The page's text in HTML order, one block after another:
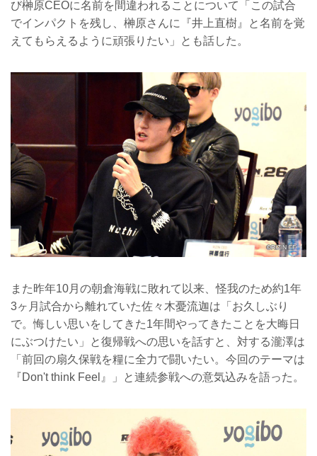
び榊原CEOに名前を間違われることについて「この試合
でインパクトを残し、榊原さんに『井上直樹』と名前を覚
えてもらえるように頑張りたい」とも話した。
また昨年10月の朝倉海戦に敗れて以来、怪我のため約1年
3ヶ月試合から離れていた佐々木憂流迦は「お久しぶり
で。悔しい思いをしてきた1年間やってきたことを大晦日
にぶつけたい」と復帰戦への思いを話すと、対する瀧澤は
「前回の扇久保戦を糧に全力で闘いたい。今回のテーマは
『Don't think Feel』」と連続参戦への意気込みを語った。